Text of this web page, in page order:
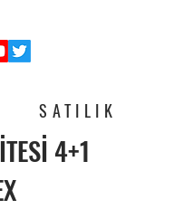
SATILIK
4+1